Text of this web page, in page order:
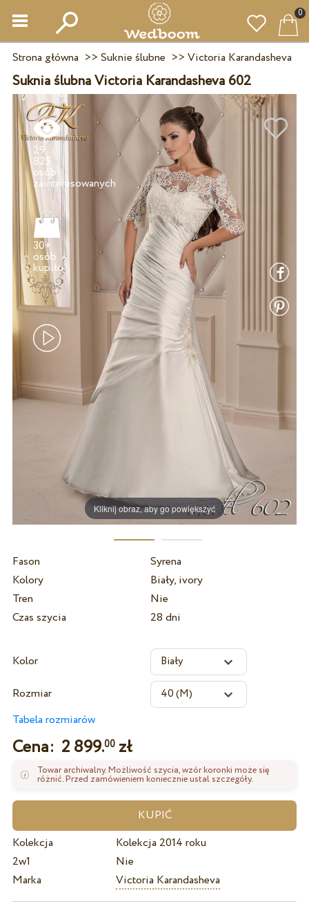
0
Strona główna >> Suknie ślubne >> Victoria Karandasheva
Suknia ślubna Victoria Karandasheva 602
Kliknij obraz, aby go powiększyć
29
825
osób
30+
osób
kupiło
Fason
Syrena
Kolory
Biały, ivory
Tren
Nie
Czas szycia
28 dni
Kolor
Rozmiar
Tabela rozmiarów
Cena: 2 899.00zł
Towar archiwalny. Możliwość szycia, wzór koronki może się
różnić. Przed zamówieniem koniecznie ustal szczegóły.
Kolekcja
Kolekcja 2014 roku
2w1
Nie
Marka
Victoria Karandasheva